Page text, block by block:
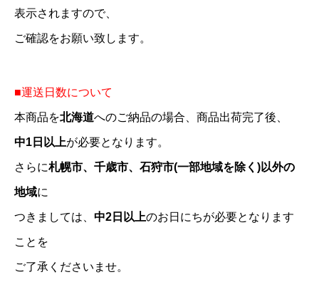
表示されますので、
ご確認をお願い致します。
■運送日数について
本商品を北海道へのご納品の場合、商品出荷完了後、
中1日以上が必要となります。
さらに札幌市、千歳市、石狩市(一部地域を除く)以外の
地域に
つきましては、 中2日以上のお日にちが必要となります
ことを
ご了承くださいませ。